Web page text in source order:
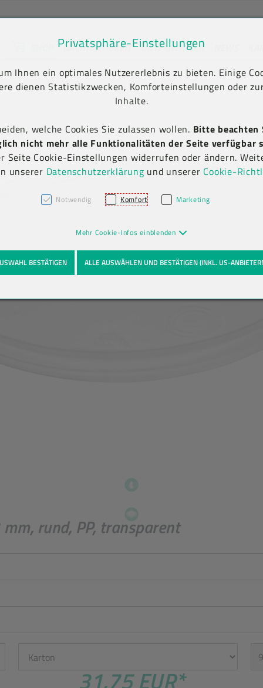
springen [AK + 2]
[AK + 5]
NACHHALTIGKEIT UNTERNEHMEN
rund, PP, transparent
31,75 EUR*
Privatsphäre-Einstellungen
Ihnen ein optimales Nutzererlebnis zu bieten. Einige
dienen Statistikzwecken, Komforteinstellungen oder
Inhalte.
welche Cookies Sie zulassen wollen. Bitte beachten
nicht mehr alle Funktionalitäten der Seite verfügbar
Seite Cookie-Einstellungen widerrufen oder ändern.
unserer Datenschutzerklärung und unserer Cookie-
Notwendig Komfort Marketing
Mehr Cookie-Infos einblenden
BESTÄTIGEN ALLE AUSWÄHLEN UND BESTÄTIGEN (INKL. US-